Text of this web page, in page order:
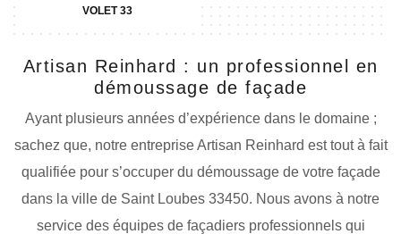
VOLET 33
Artisan Reinhard : un professionnel en
démoussage de façade
Ayant plusieurs années d’expérience dans le domaine ;
sachez que, notre entreprise Artisan Reinhard est tout à fait
qualifiée pour s’occuper du démoussage de votre façade
dans la ville de Saint Loubes 33450. Nous avons à notre
service des équipes de façadiers professionnels qui